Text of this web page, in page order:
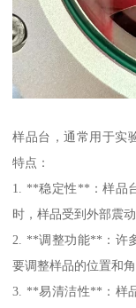
样品台，通常用于实
特点：
1. **稳定性**：样品
时，样品受到外部震
2. **调整功能**：许
要调整样品的位置和
3. **易清洁性**：样